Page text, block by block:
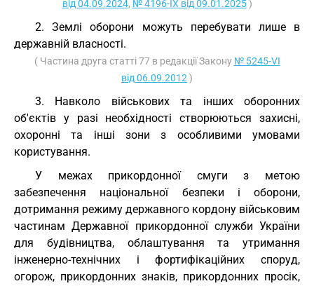
від 04.09.2024, № 4196-IX від 09.01.2025)
2. Землі оборони можуть перебувати лише в
державній власності.
( Частина друга статті 77 в редакції Закону № 5245-VI
від 06.09.2012 )
3. Навколо військових та інших оборонних
об'єктів у разі необхідності створюються захисні,
охоронні та інші зони з особливими умовами
користування.
У межах прикордонної смуги з метою
забезпечення національної безпеки і оборони,
дотримання режиму державного кордону військовим
частинам Державної прикордонної служби України
для будівництва, облаштування та утримання
інженерно-технічних і фортифікаційних споруд,
огорож, прикордонних знаків, прикордонних просік,